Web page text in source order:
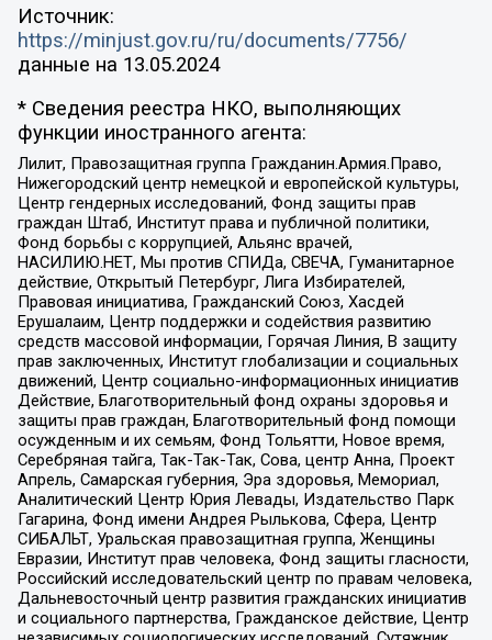
Источник:
https://minjust.gov.ru/ru/documents/7756/
данные на 13.05.2024
* Сведения реестра НКО, выполняющих
функции иностранного агента:
Лилит, Правозащитная группа Гражданин.Армия.Право,
Нижегородский центр немецкой и европейской культуры,
Центр гендерных исследований, Фонд защиты прав
граждан Штаб, Институт права и публичной политики,
Фонд борьбы с коррупцией, Альянс врачей,
НАСИЛИЮ.НЕТ, Мы против СПИДа, СВЕЧА, Гуманитарное
действие, Открытый Петербург, Лига Избирателей,
Правовая инициатива, Гражданский Союз, Хасдей
Ерушалаим, Центр поддержки и содействия развитию
средств массовой информации, Горячая Линия, В защиту
прав заключенных, Институт глобализации и социальных
движений, Центр социально-информационных инициатив
Действие, Благотворительный фонд охраны здоровья и
защиты прав граждан, Благотворительный фонд помощи
осужденным и их семьям, Фонд Тольятти, Новое время,
Серебряная тайга, Так-Так-Так, Сова, центр Анна, Проект
Апрель, Самарская губерния, Эра здоровья, Мемориал,
Аналитический Центр Юрия Левады, Издательство Парк
Гагарина, Фонд имени Андрея Рылькова, Сфера, Центр
СИБАЛЬТ, Уральская правозащитная группа, Женщины
Евразии, Институт прав человека, Фонд защиты гласности,
Российский исследовательский центр по правам человека,
Дальневосточный центр развития гражданских инициатив
и социального партнерства, Гражданское действие, Центр